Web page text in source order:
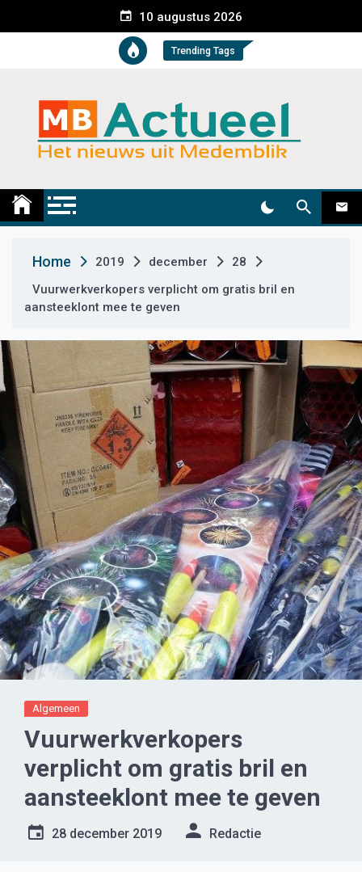
e
t
10 augustus 2026
Trending Tags
Medemblik Actueel
Home 2019 december
28
Vuurwerkverkopers verplicht om gratis bril en
aansteeklont mee te geven
Algemeen
Vuurwerkverkopers
verplicht om gratis bril en
aansteeklont mee te geven
28 december 2019 Redactie